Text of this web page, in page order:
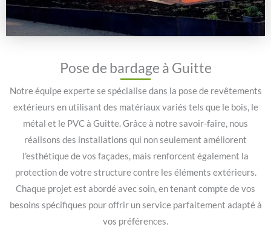
Pose de bardage à Guitte
Notre équipe experte se spécialise dans la pose de revêtements
extérieurs en utilisant des matériaux variés tels que le bois, le
métal et le PVC à Guitte. Grâce à notre savoir-faire, nous
réalisons des installations qui non seulement améliorent
l’esthétique de vos façades, mais renforcent également la
protection de votre structure contre les éléments extérieurs.
Chaque projet est abordé avec soin, en tenant compte de vos
besoins spécifiques pour offrir un service parfaitement adapté à
vos préférences.